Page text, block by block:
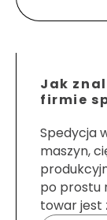
Jak
firmie
Spedycja
maszyn,
po prostu
towar jest